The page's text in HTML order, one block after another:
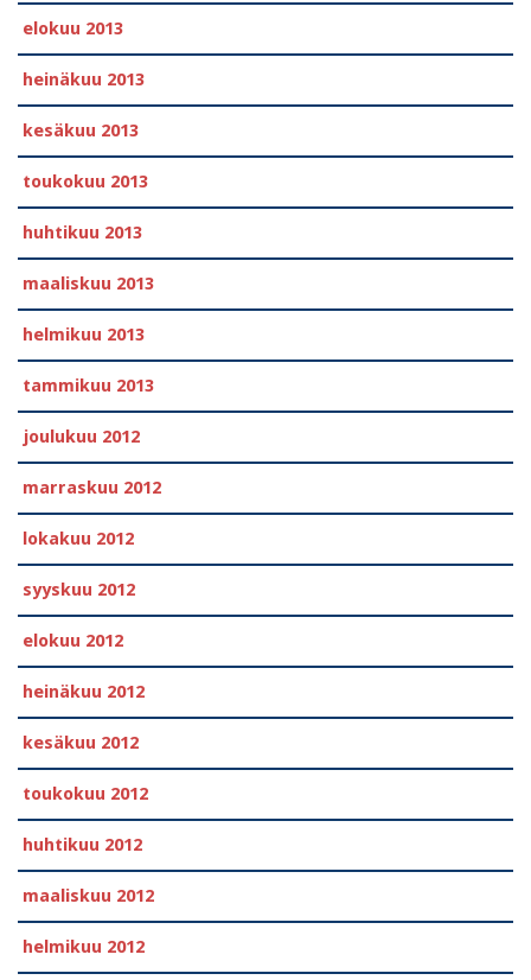
elokuu 2013
heinäkuu 2013
kesäkuu 2013
toukokuu 2013
huhtikuu 2013
maaliskuu 2013
helmikuu 2013
tammikuu 2013
joulukuu 2012
marraskuu 2012
lokakuu 2012
syyskuu 2012
elokuu 2012
heinäkuu 2012
kesäkuu 2012
toukokuu 2012
huhtikuu 2012
maaliskuu 2012
helmikuu 2012